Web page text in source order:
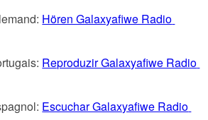
Hören Galaxyafiwe Radio
Reproduzir Galaxyafiwe Radio
Escuchar Galaxyafiwe Radio